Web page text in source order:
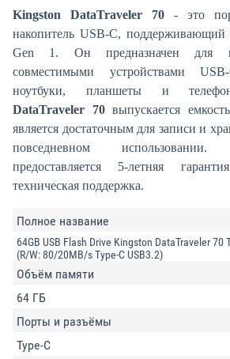
Kingston DataTraveler 70 - это
накопитель USB-C, поддерживающий
Gen 1. Он предназначен для
совместимыми устройствами
ноутбуки, планшеты и
DataTraveler 70выпускается
является достаточным для записи и
повседневном
предоставляется 5-летняя
техническая поддержка.
Полное название
64GB USB Flash Drive Kingston DataTraveler 70
(R/W: 80/20MB/s Type-C USB3.2)
Объём памяти
64 ГБ
Порты и разъёмы
Type-C